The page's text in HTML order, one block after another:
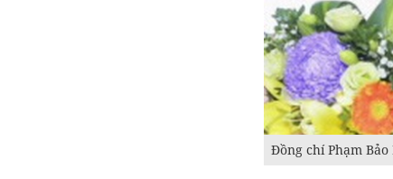
Đồng chí Phạm